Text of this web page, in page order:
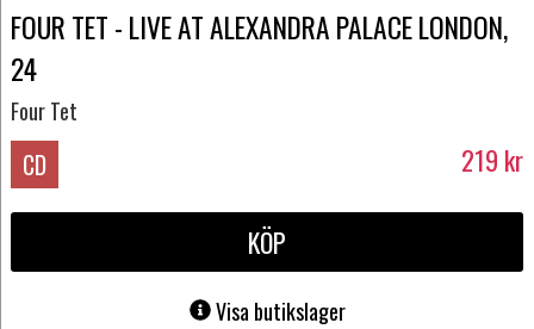
FOUR TET - LIVE AT ALEXANDRA PALACE LONDON,
24
Four Tet
CD 219 kr
KÖP
Visa butikslager